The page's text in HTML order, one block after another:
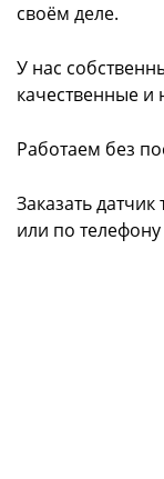
своём деле.
У нас
качественные и
Работаем без
Заказать
или по